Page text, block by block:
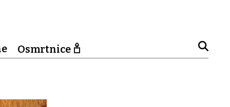
Osmrtnice